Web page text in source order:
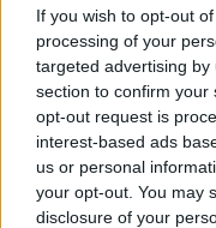
If you wish to opt-out
processing of your
targeted advertising
section to confirm your
opt-out request is
interest-based ads
us or personal
your opt-out. You may
disclosure of your
15:48
Hamilton egy
gumikon ő futotta meg
15:47
Sainz és a Ferrari nem
kerékcsere, de Ocon
célegyenesben, és